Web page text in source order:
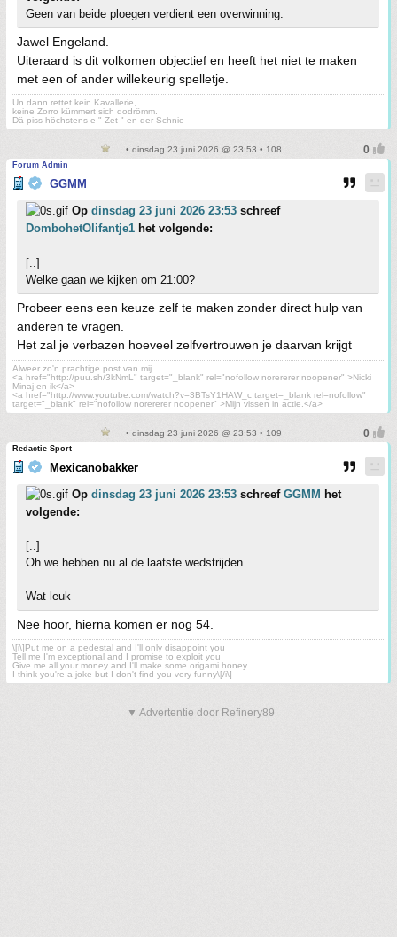
Geen van beide ploegen verdient een overwinning.
Jawel Engeland.
Uiteraard is dit volkomen objectief en heeft het niet te maken
met een of ander willekeurig spelletje.
Un dann rettet kein Kavallerie,
keine Zorro kümmert sich dodrömm.
Dä piss höchstens e " Zet " en der Schnie
• dinsdag 23 juni 2026 @ 23:53 • 108
Forum Admin
GGMM
Op dinsdag 23 juni 2026 23:53 schreef
DombohetOlifantje1 het volgende:
[..]
Welke gaan we kijken om 21:00?
Probeer eens een keuze zelf te maken zonder direct hulp van
anderen te vragen.
Het zal je verbazen hoeveel zelfvertrouwen je daarvan krijgt
Alweer zo'n prachtige post van mij.
<a href="http://puu.sh/3kNmL" target="_blank" rel="nofollow norererer noopener" >Nicki
Minaj en ik</a>
<a href="http://www.youtube.com/watch?v=3BTsY1HAW_c target=_blank rel=nofollow"
target="_blank" rel="nofollow norererer noopener" >Mijn vissen in actie.</a>
• dinsdag 23 juni 2026 @ 23:53 • 109
Redactie Sport
Mexicanobakker
Op dinsdag 23 juni 2026 23:53 schreef GGMM het
volgende:
[..]
Oh we hebben nu al de laatste wedstrijden
Wat leuk
Nee hoor, hierna komen er nog 54.
\[i\]Put me on a pedestal and I'll only disappoint you
Tell me I'm exceptional and I promise to exploit you
Give me all your money and I'll make some origami honey
I think you're a joke but I don't find you very funny\[/i\]
▼ Advertentie door Refinery89